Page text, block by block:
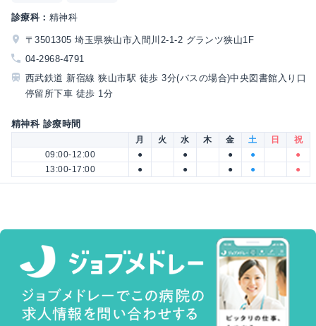
診療科： 精神科
〒3501305 埼玉県狭山市入間川2-1-2 グランツ狭山1F
04-2968-4791
西武鉄道 新宿線 狭山市駅 徒歩 3分(バスの場合)中央図書館入り口
停留所下車 徒歩 1分
精神科 診療時間
月 火 水 木 金 土 日
祝
09:00-12:00
● ● ● ●
●
13:00-17:00
● ● ● ● ●